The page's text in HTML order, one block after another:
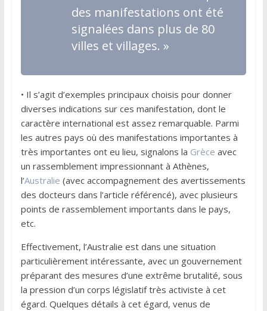
des manifestations ont été
signalées dans plus de 80
villes et villages. »
• Il s’agit d’exemples principaux choisis pour donner
diverses indications sur ces manifestation, dont le
caractère international est assez remarquable. Parmi
les autres pays où des manifestations importantes à
très importantes ont eu lieu, signalons la Grèce avec
un rassemblement impressionnant à Athènes,
l’Australie (avec accompagnement des avertissements
des docteurs dans l’article référencé), avec plusieurs
points de rassemblement importants dans le pays,
etc.
Effectivement, l’Australie est dans une situation
particulièrement intéressante, avec un gouvernement
préparant des mesures d’une extrême brutalité, sous
la pression d’un corps législatif très activiste à cet
égard. Quelques détails à cet égard, venus de